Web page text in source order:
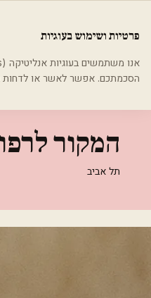
בית קטגוריות אסתטיקה רפואית
המקור
תל אביב
פרטיות ושימוש בעוגיות
הסכמתכם. אפשר לאשר או לדחות